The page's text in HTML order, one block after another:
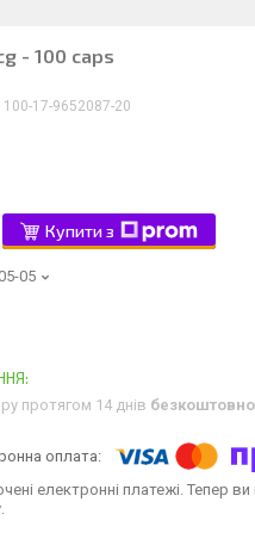
- 100 caps
100-17-9652087-20
Купити з
05
протягом 14 днів безкоштовно
електронні платежі. Тепер